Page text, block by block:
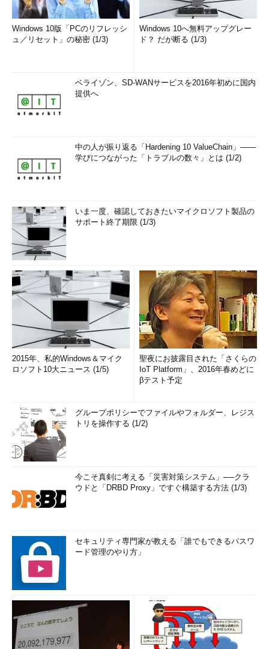
Windows 10版「PCのリフレッシ
ュ／リセット」の秘密 (1/3)
Windows 10へ無料アップグレー
ド？ だが断る (1/3)
ベライゾン、SD-WANサービスを2016年初めに国内
提供へ
中の人が振り返る「Hardening 10 ValueChain」――
学びにつながった「トラブルの数々」とは (1/2)
いま一度、確認しておきたいマイクロソフト製品の
サポート終了期限 (1/3)
2015年、私的Windows＆マイク
ロソフト10大ニュース (1/5)
聖夜にお披露目された「さくらの
IoT Platform」、2016年春めどに
βテスト予定
グループポリシーでファイルやフォルダー、レジス
トリを操作する (1/2)
今こそ真剣に考える「災害対策システム」──クラ
ウドと「DRBD Proxy」ですぐ構築する方法 (1/3)
セキュリティ専門家が教える「誰でもできるパスワ
ード管理のやり方」